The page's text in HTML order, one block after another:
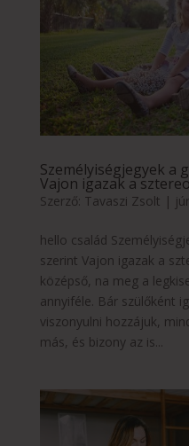
Személyiségjegyek a
Vajon igazak a
Szerző: Tavaszi Zsolt |
hello család
szerint Vajon igazak a
középső, na meg a
annyiféle. Bár szülőként
viszonyulni hozzájuk,
más, és bizony az is...